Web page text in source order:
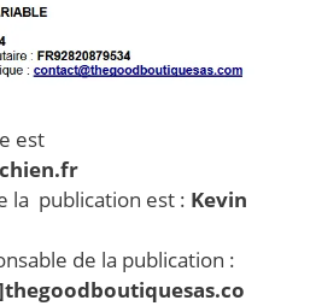
est
la publication est : Kevin
de la publication :